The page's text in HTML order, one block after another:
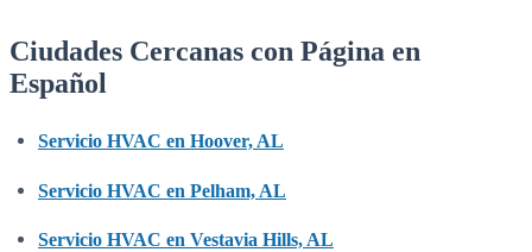
Ciudades Cercanas con Página en
Español
Servicio HVAC en Hoover, AL
Servicio HVAC en Pelham, AL
Servicio HVAC en Vestavia Hills, AL